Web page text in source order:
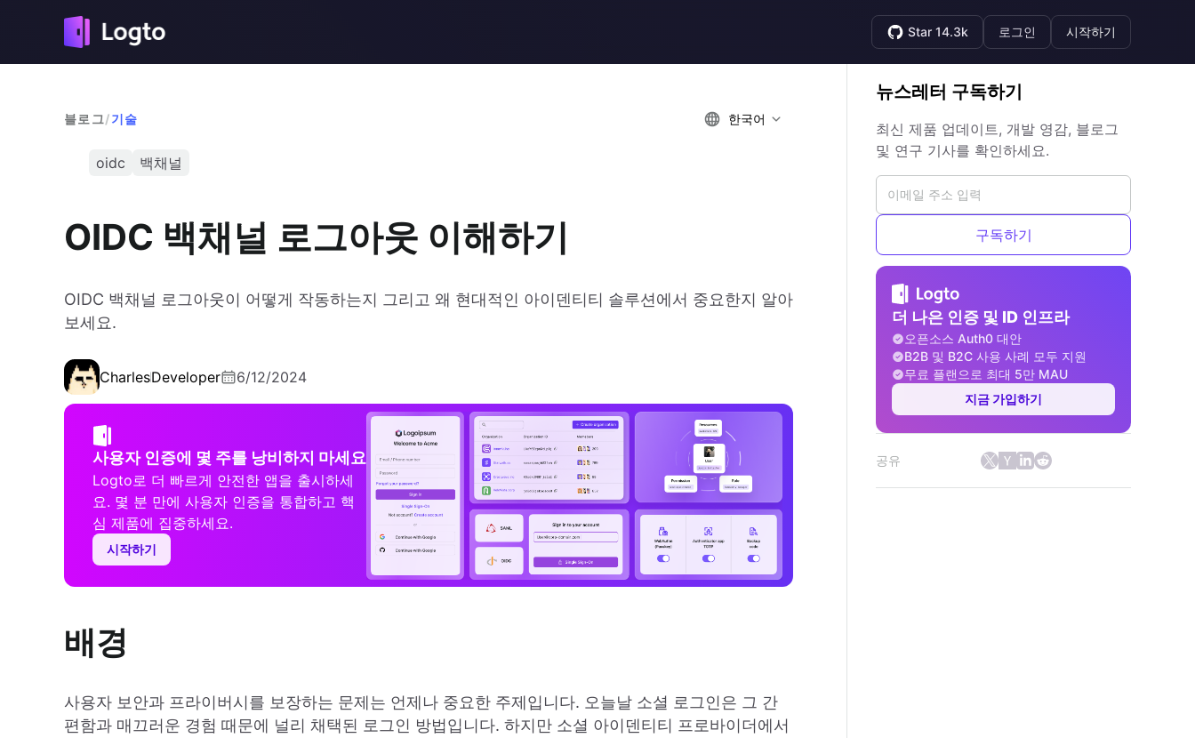
Star 14.3k 로그인 시작하기
블로그/기술 한국어
oidc 백채널
OIDC 백채널 로그아웃 이해하기
OIDC 백채널 로그아웃이 어떻게 작동하는지 그리고 왜 현대적인 아이덴티티 솔루션에서 중요한지 알아
보세요.
CharlesDeveloper 6/12/2024
사용자 인증에 몇 주를 낭비하지 마세요
Logto로 더 빠르게 안전한 앱을 출시하세
요. 몇 분 만에 사용자 인증을 통합하고 핵
심 제품에 집중하세요.
시작하기
배경
사용자 보안과 프라이버시를 보장하는 문제는 언제나 중요한 주제입니다. 오늘날 소셜 로그인은 그 간
편함과 매끄러운 경험 때문에 널리 채택된 로그인 방법입니다. 하지만 소셜 아이덴티티 프로바이더에서
뉴스레터 구독하기
최신 제품 업데이트, 개발 영감, 블로그
및 연구 기사를 확인하세요.
구독하기
더 나은 인증 및 ID 인프라
오픈소스 Auth0 대안
B2B 및 B2C 사용 사례 모두 지원
무료 플랜으로 최대 5만 MAU
지금 가입하기
공유